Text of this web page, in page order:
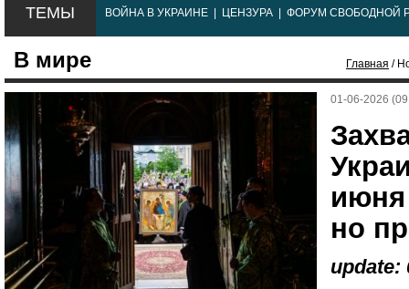
ТЕМЫ ВОЙНА В УКРАИНЕ ЦЕНЗУРА ФОРУМ СВОБОДНОЙ
В мире Главная /
01-06-2026
но
update: